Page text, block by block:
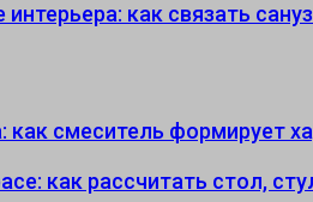
как связать
как смеситель формирует
как рассчитать стол,